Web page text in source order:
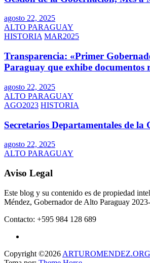
agosto 22, 2025
ALTO PARAGUAY
HISTORIA MAR2025
Transparencia: «Primer
Paraguay que exhibe documentos
agosto 22, 2025
ALTO PARAGUAY
AGO2023 HISTORIA
Secretarios Departamentales de la
agosto 22, 2025
ALTO PARAGUAY
Aviso Legal
Este blog y su contenido es de propiedad
Méndez, Gobernador de Alto Paraguay
Contacto: +595 984 128 689
Copyright ©2026 ARTUROMENDEZ.ORG